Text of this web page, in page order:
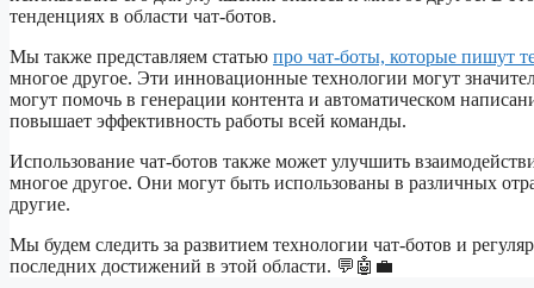
тенденциях в области чат-ботов.
Мы также представляем статью про чат-боты, которые пишут
многое другое. Эти инновационные технологии могут
могут помочь в генерации контента и автоматическом
повышает эффективность работы всей команды.
Использование чат-ботов также может улучшить
многое другое. Они могут быть использованы в различных
другие.
Мы будем следить за развитием технологии чат-ботов и
последних достижений в этой области. 💬🤖💼